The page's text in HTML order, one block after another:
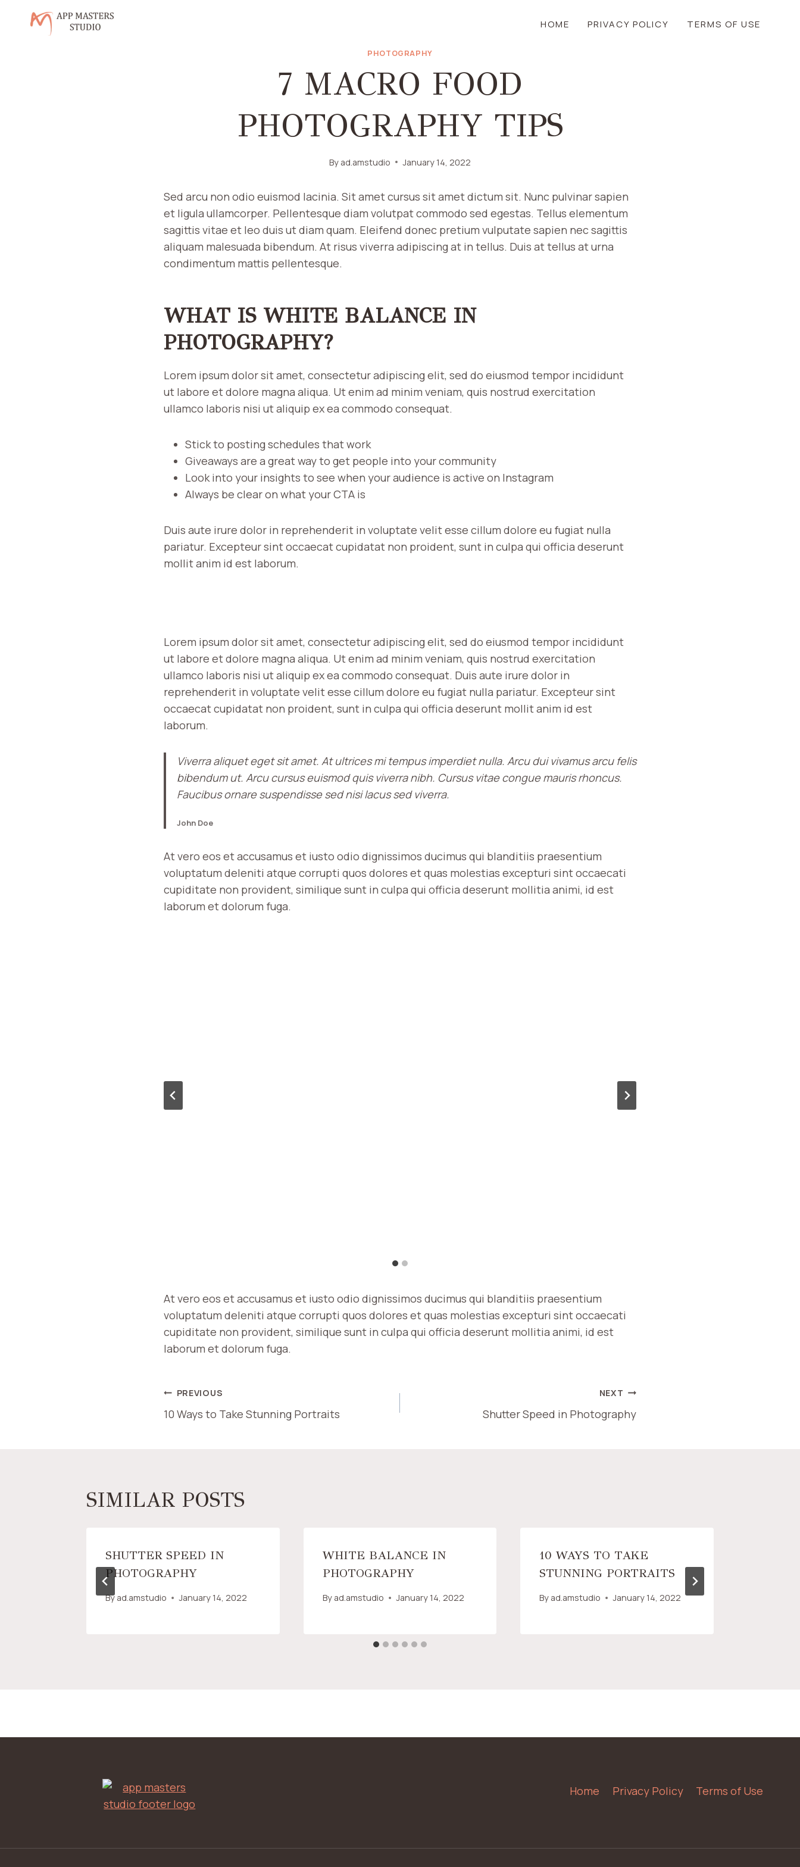
HOME PRIVACY POLICY TERMS OF USE
PHOTOGRAPHY
7 MACRO FOOD
PHOTOGRAPHY TIPS
By ad.amstudio January 14, 2022
Sed arcu non odio euismod lacinia. Sit amet cursus sit amet dictum sit. Nunc pulvinar sapien
et ligula ullamcorper. Pellentesque diam volutpat commodo sed egestas. Tellus elementum
sagittis vitae et leo duis ut diam quam. Eleifend donec pretium vulputate sapien nec sagittis
aliquam malesuada bibendum. At risus viverra adipiscing at in tellus. Duis at tellus at urna
condimentum mattis pellentesque.
WHAT IS WHITE BALANCE IN
PHOTOGRAPHY?
Lorem ipsum dolor sit amet, consectetur adipiscing elit, sed do eiusmod tempor incididunt
ut labore et dolore magna aliqua. Ut enim ad minim veniam, quis nostrud exercitation
ullamco laboris nisi ut aliquip ex ea commodo consequat.
Stick to posting schedules that work
Giveaways are a great way to get people into your community
Look into your insights to see when your audience is active on Instagram
Always be clear on what your CTA is
Duis aute irure dolor in reprehenderit in voluptate velit esse cillum dolore eu fugiat nulla
pariatur. Excepteur sint occaecat cupidatat non proident, sunt in culpa qui officia deserunt
mollit anim id est laborum.
Lorem ipsum dolor sit amet, consectetur adipiscing elit, sed do eiusmod tempor incididunt
ut labore et dolore magna aliqua. Ut enim ad minim veniam, quis nostrud exercitation
ullamco laboris nisi ut aliquip ex ea commodo consequat. Duis aute irure dolor in
reprehenderit in voluptate velit esse cillum dolore eu fugiat nulla pariatur. Excepteur sint
occaecat cupidatat non proident, sunt in culpa qui officia deserunt mollit anim id est
laborum.
Viverra aliquet eget sit amet. At ultrices mi tempus imperdiet nulla. Arcu dui vivamus arcu felis
bibendum ut. Arcu cursus euismod quis viverra nibh. Cursus vitae congue mauris rhoncus.
Faucibus ornare suspendisse sed nisi lacus sed viverra.
John Doe
At vero eos et accusamus et iusto odio dignissimos ducimus qui blanditiis praesentium
voluptatum deleniti atque corrupti quos dolores et quas molestias excepturi sint occaecati
cupiditate non provident, similique sunt in culpa qui officia deserunt mollitia animi, id est
laborum et dolorum fuga.
At vero eos et accusamus et iusto odio dignissimos ducimus qui blanditiis praesentium
voluptatum deleniti atque corrupti quos dolores et quas molestias excepturi sint occaecati
cupiditate non provident, similique sunt in culpa qui officia deserunt mollitia animi, id est
laborum et dolorum fuga.
POST
NAVIGATION
PREVIOUS
10 Ways to Take Stunning Portraits
NEXT
Shutter Speed in Photography
SIMILAR POSTS
SHUTTER SPEED IN
PHOTOGRAPHY
By ad.amstudio January 14, 2022
WHITE BALANCE IN
PHOTOGRAPHY
By ad.amstudio January 14, 2022
10 WAYS TO TAKE
STUNNING PORTRAITS
By ad.amstudio January 14, 2022
Home Privacy Policy Terms of Use